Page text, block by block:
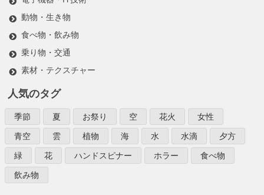
動物・生き物
食べ物・飲み物
乗り物・交通
素材・テクスチャー
人気のタグ
季節 夏 お祭り 空 花火
女性
青空
雲 植物 海 水 水滴
夕方
緑
花 ハンドスピナー ホラー
食べ物
飲み物